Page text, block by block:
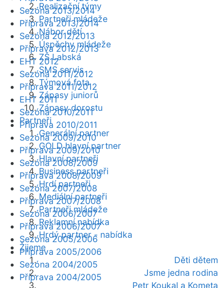
Realizační týmy
Partneři mládeže
Nábor dětí
Úspěchy mládeže
ZŠ Labská
SMS servis
Týmová fota
Zápasy juniorů
Zápasy dorostu
Partneři
Generální partner
GOLD hlavní partner
Hlavní partneři
Business partneři
Hrdí partneři
Mediální partneři
Partneři mládeže
Reklamní nabídka
Hrdý partner - nabídka
Žijeme
Děti dětem
Jsme jedna rodina
Petr Koukal a Kometa
Sezóna 2013/2014
Příprava 2013/2014
Sezóna 2012/2013
Příprava 2012/2013
EHT 2012
Sezóna 2011/2012
Příprava 2011/2012
EHT 2011
Sezóna 2010/2011
Příprava 2010/2011
Sezóna 2009/2010
Příprava 2009/2010
Sezóna 2008/2009
Příprava 2008/2009
Sezóna 2007/2008
Příprava 2007/2008
Sezóna 2006/2007
Příprava 2006/2007
Sezóna 2005/2006
Příprava 2005/2006
Sezóna 2004/2005
Příprava 2004/2005